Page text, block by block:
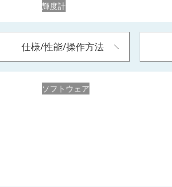
輝度計
仕様/性能/操作方法
ソフトウェア